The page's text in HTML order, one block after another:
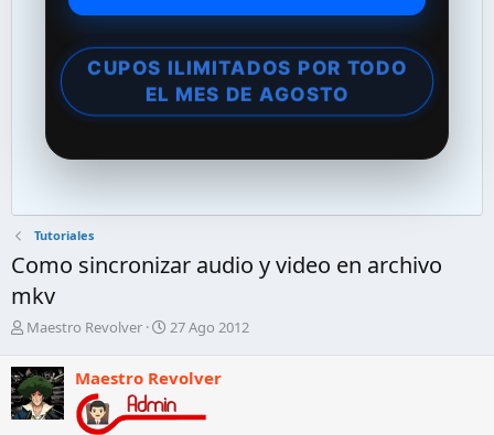
CUPOS ILIMITADOS POR TODO
EL MES DE AGOSTO
Tutoriales
Como sincronizar audio y video en archivo
mkv
A
t
o
r
d
Maestro Revolver
F
h
a
d
27 Ago 2012
Maestro Revolver